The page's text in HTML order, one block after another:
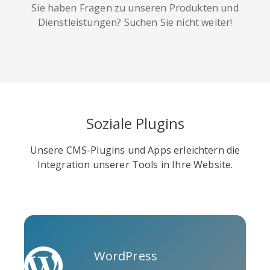
Sie haben Fragen zu unseren Produkten und
Dienstleistungen? Suchen Sie nicht weiter!
Soziale Plugins
Unsere CMS-Plugins und Apps erleichtern die
Integration unserer Tools in Ihre Website.
WordPress